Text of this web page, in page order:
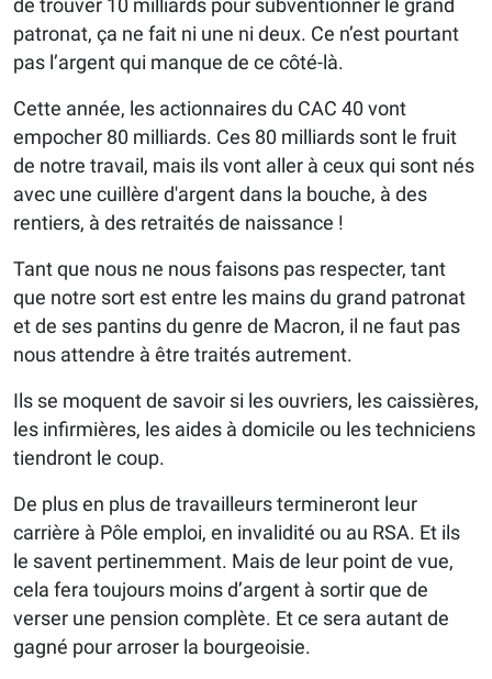
de trouver 10 milliards pour subventionner le grand
patronat, ça ne fait ni une ni deux. Ce n’est pourtant
pas l’argent qui manque de ce côté-là.
Cette année, les actionnaires du CAC 40 vont
empocher 80 milliards. Ces 80 milliards sont le fruit
de notre travail, mais ils vont aller à ceux qui sont nés
avec une cuillère d'argent dans la bouche, à des
rentiers, à des retraités de naissance !
Tant que nous ne nous faisons pas respecter, tant
que notre sort est entre les mains du grand patronat
et de ses pantins du genre de Macron, il ne faut pas
nous attendre à être traités autrement.
Ils se moquent de savoir si les ouvriers, les caissières,
les infirmières, les aides à domicile ou les techniciens
tiendront le coup.
De plus en plus de travailleurs termineront leur
carrière à Pôle emploi, en invalidité ou au RSA. Et ils
le savent pertinemment. Mais de leur point de vue,
cela fera toujours moins d’argent à sortir que de
verser une pension complète. Et ce sera autant de
gagné pour arroser la bourgeoisie.